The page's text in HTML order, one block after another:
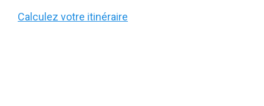
Calculez votre itinéraire